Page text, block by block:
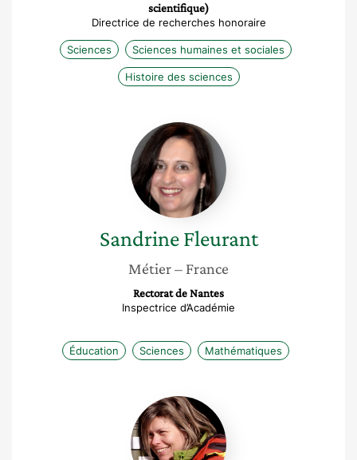
scientifique)
Directrice de recherches honoraire
Sciences Sciences humaines et sociales
Histoire des sciences
Sandrine
Fleurant
Sandrine Fleurant
Métier– France
Rectorat de Nantes
Inspectrice d’Académie
Éducation Sciences Mathématiques
Sabrina
Speich